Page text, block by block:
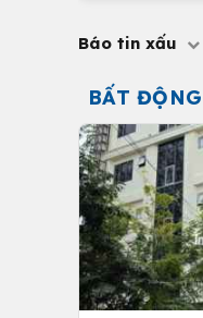
Báo tin xấu
BẤT